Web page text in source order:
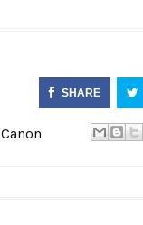
SHARE
Canon